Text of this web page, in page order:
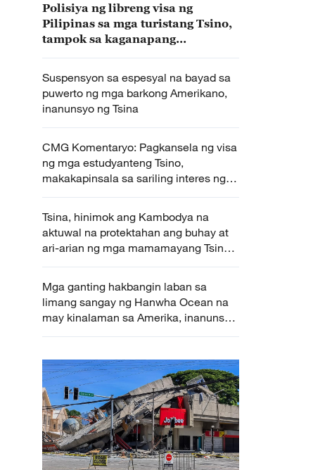
Polisiya ng libreng visa ng
Pilipinas sa mga turistang Tsino,
tampok sa kaganapang
Suspensyon sa espesyal na bayad sa
puwerto ng mga barkong Amerikano,
inanunsyo ng Tsina
CMG Komentaryo: Pagkansela ng visa
ng mga estudyanteng Tsino,
makakapinsala sa sariling interes ng
Amerika
Tsina, hinimok ang Kambodya na
aktuwal na protektahan ang buhay at
ari-arian ng mga mamamayang Tsino
sa Kambodya
Mga ganting hakbangin laban sa
limang sangay ng Hanwha Ocean na
may kinalaman sa Amerika, inanunsyo
ng Tsina